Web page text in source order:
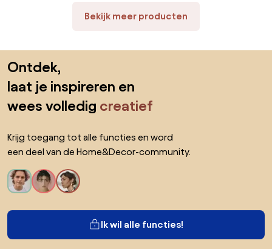
Bekijk meer producten
Ontdek,
laat je inspireren en
wees volledig creatief
Krijg toegang tot alle functies en word
een deel van de Home&Decor-community.
Ik wil alle functies!